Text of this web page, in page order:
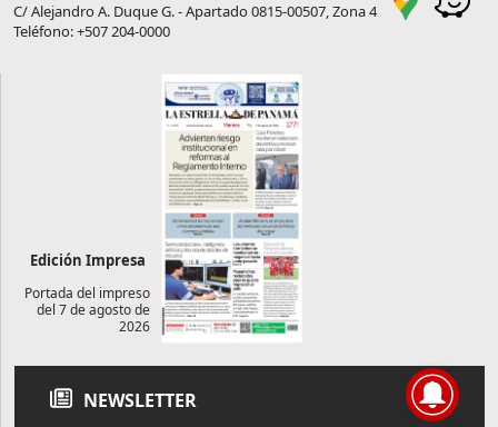
C/ Alejandro A. Duque G. - Apartado 0815-00507, Zona 4
Teléfono: +507 204-0000
Edición Impresa
Portada del impreso
del 7 de agosto de
2026
NEWSLETTER